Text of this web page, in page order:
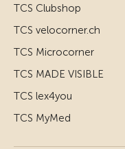
TCS Clubshop
TCS velocorner.ch
TCS Microcorner
TCS MADE VISIBLE
TCS lex4you
TCS MyMed